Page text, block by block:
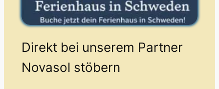
Direkt bei unserem Partner
Novasol stöbern